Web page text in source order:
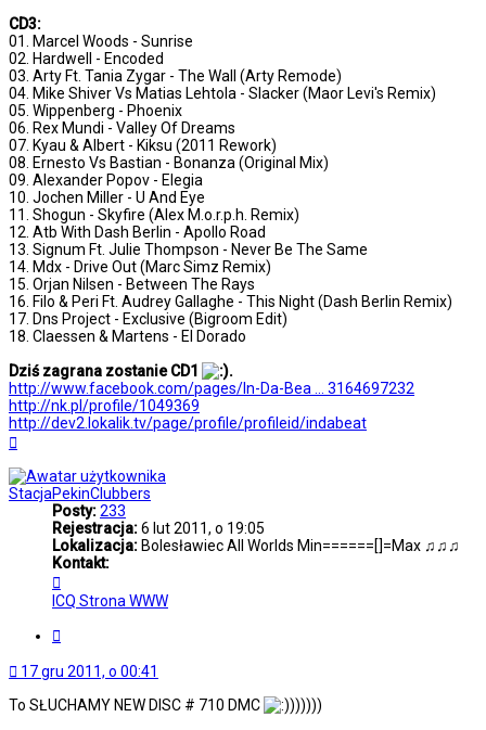
CD3:
01. Marcel Woods - Sunrise
02. Hardwell - Encoded
03. Arty Ft. Tania Zygar - The Wall (Arty Remode)
04. Mike Shiver Vs Matias Lehtola - Slacker (Maor Levi's Remix)
05. Wippenberg - Phoenix
06. Rex Mundi - Valley Of Dreams
07. Kyau & Albert - Kiksu (2011 Rework)
08. Ernesto Vs Bastian - Bonanza (Original Mix)
09. Alexander Popov - Elegia
10. Jochen Miller - U And Eye
11. Shogun - Skyfire (Alex M.o.r.p.h. Remix)
12. Atb With Dash Berlin - Apollo Road
13. Signum Ft. Julie Thompson - Never Be The Same
14. Mdx - Drive Out (Marc Simz Remix)
15. Orjan Nilsen - Between The Rays
16. Filo & Peri Ft. Audrey Gallaghe - This Night (Dash Berlin Remix)
17. Dns Project - Exclusive (Bigroom Edit)
18. Claessen & Martens - El Dorado
Dziś zagrana zostanie CD1
.
http://www.facebook.com/pages/In-Da-Bea ... 3164697232
http://nk.pl/profile/1049369
http://dev2.lokalik.tv/page/profile/profileid/indabeat
StacjaPekinClubbers
Posty:233
Rejestracja:6 lut 2011, o 19:05
Lokalizacja: Bolesławiec All Worlds Min======[]=Max ♫♫♫
Kontakt:
się
z
ICQ Strona WWW
17 gru 2011, o 00:41
To SŁUCHAMY NEW DISC # 710 DMC
))))))